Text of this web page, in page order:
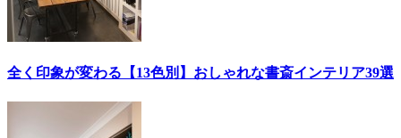
全く印象が変わる【13色別】おしゃれな書斎インテリア39選